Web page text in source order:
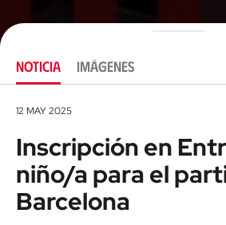
NOTICIA IMÁGENES
12 MAY 2025
Inscripción en
niño/a para el
Barcelona